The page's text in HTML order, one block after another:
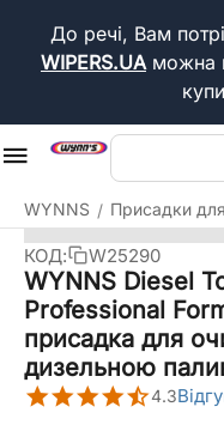
До речі, Вам
WIPERS.UAможна
WYNNS / Присадки
КОД: W25290
WYNNS Diesel
Professional
присадка для
дизельною
4.3